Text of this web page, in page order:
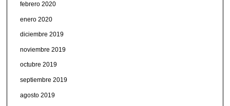
febrero 2020
enero 2020
diciembre 2019
noviembre 2019
octubre 2019
septiembre 2019
agosto 2019